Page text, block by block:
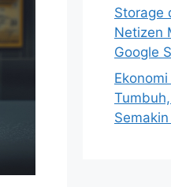
Storage
Netizen
Google